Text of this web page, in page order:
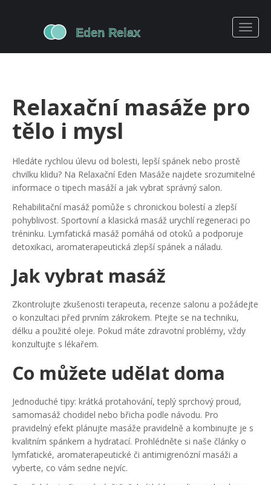
Relaxační masáže pro
tělo i mysl
Hledáte rychlou úlevu od bolesti, lepší spánek nebo prostě
chvilku klidu? Na Relaxační Eden Masáže najdete srozumitelné
informace o tipech masáží a jak vybrat správný salon.
Rehabilitační masáž pomůže s chronickou bolestí a zlepší
pohyblivost. Sportovní a klasická masáž urychlí regeneraci po
tréninku. Lymfatická masáž pomáhá od otoků a podporuje
detoxikaci, aromaterapeutická zlepší spánek a náladu.
Jak vybrat masáž
Zkontrolujte zkušenosti terapeuta, recenze salonu a požádejte
o konzultaci před prvním zákrokem. Ptejte se na techniku,
délku a použité oleje. Pokud máte zdravotní problémy, vždy
konzultujte s lékařem.
Co můžete udělat doma
Jednoduché tipy: krátká protahování, teplý sprchový proud,
samomasáž chodidel nebo břicha podle návodu. Pro
pravidelný efekt plánujte masáže pravidelně a kombinujte je s
kvalitním spánkem a hydratací. Prohlédněte si naše články o
lymfatické, aromaterapeutické či antimigrenózní masáži a
vyberte, co vám sedne nejvíc.